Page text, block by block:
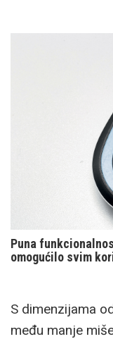
Puna
omogućilo svim
S dimenzijama
među manje